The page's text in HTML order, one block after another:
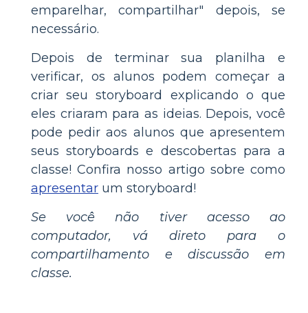
emparelhar, compartilhar" depois, se
necessário.
Depois de terminar sua planilha e
verificar, os alunos podem começar a
criar seu storyboard explicando o que
eles criaram para as ideias. Depois, você
pode pedir aos alunos que apresentem
seus storyboards e descobertas para a
classe! Confira nosso artigo sobre como
apresentar um storyboard!
Se você não tiver acesso ao
computador, vá direto para o
compartilhamento e discussão em
classe.